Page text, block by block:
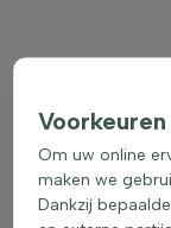
Voorkeuren
Om uw online
maken we
Dankzij